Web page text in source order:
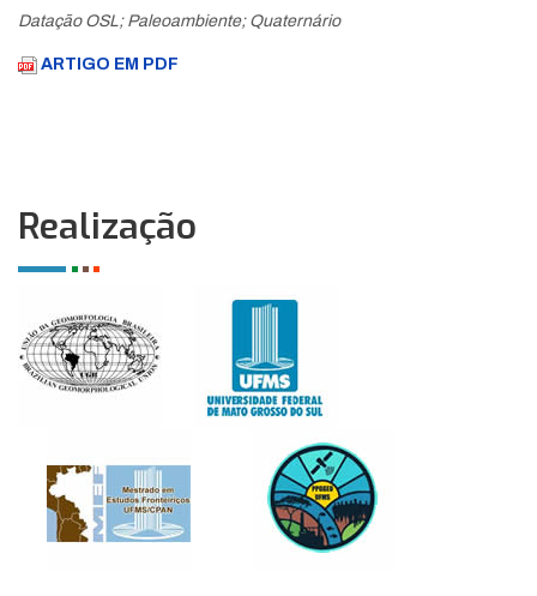
Datação OSL; Paleoambiente; Quaternário
ARTIGO EM PDF
Realização